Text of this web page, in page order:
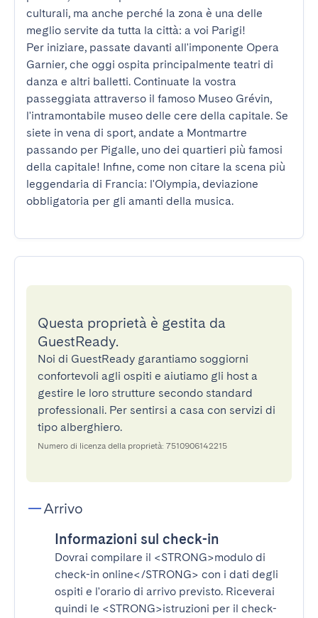
culturali, ma anche perché la zona è una delle
meglio servite da tutta la città: a voi Parigi!
Per iniziare, passate davanti all'imponente Opera
Garnier, che oggi ospita principalmente teatri di
danza e altri balletti. Continuate la vostra
passeggiata attraverso il famoso Museo Grévin,
l'intramontabile museo delle cere della capitale. Se
siete in vena di sport, andate a Montmartre
passando per Pigalle, uno dei quartieri più famosi
della capitale! Infine, come non citare la scena più
leggendaria di Francia: l'Olympia, deviazione
obbligatoria per gli amanti della musica.
Questa proprietà è gestita da
GuestReady.
Noi di GuestReady garantiamo soggiorni
confortevoli agli ospiti e aiutiamo gli host a
gestire le loro strutture secondo standard
professionali. Per sentirsi a casa con servizi di
tipo alberghiero.
Numero di licenza della proprietà: 7510906142215
Arrivo
Informazioni sul check-in
Dovrai compilare il <STRONG>modulo di
check-in online</STRONG> con i dati degli
ospiti e l'orario di arrivo previsto. Riceverai
quindi le <STRONG>istruzioni per il check-